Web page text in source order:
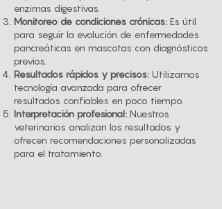
enzimas digestivas.
Monitoreo de condiciones crónicas: Es útil
para seguir la evolución de enfermedades
pancreáticas en mascotas con diagnósticos
previos.
Resultados rápidos y precisos: Utilizamos
tecnología avanzada para ofrecer
resultados confiables en poco tiempo.
Interpretación profesional: Nuestros
veterinarios analizan los resultados y
ofrecen recomendaciones personalizadas
para el tratamiento.